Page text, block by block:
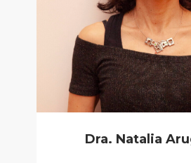
Dra. Natalia